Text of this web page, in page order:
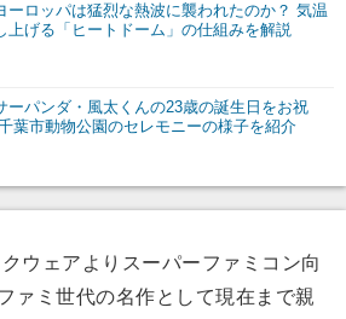
ーロッパは猛烈な熱波に襲われたのか？ 気温
上げる「ヒートドーム」の仕組みを解説
ーパンダ・風太くんの23歳の誕生日をお祝
葉市動物公園のセレモニーの様子を紹介
ウェアよりスーパーファミコン向
ァミ世代の名作として現在まで親